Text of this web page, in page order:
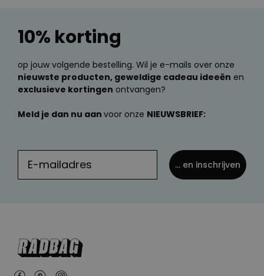
10% korting
op jouw volgende bestelling. Wil je e-mails over onze
nieuwste producten, geweldige cadeau ideeën en
exclusieve kortingen ontvangen?
Meld je dan nu aan voor onze NIEUWSBRIEF:
... en inschrijven